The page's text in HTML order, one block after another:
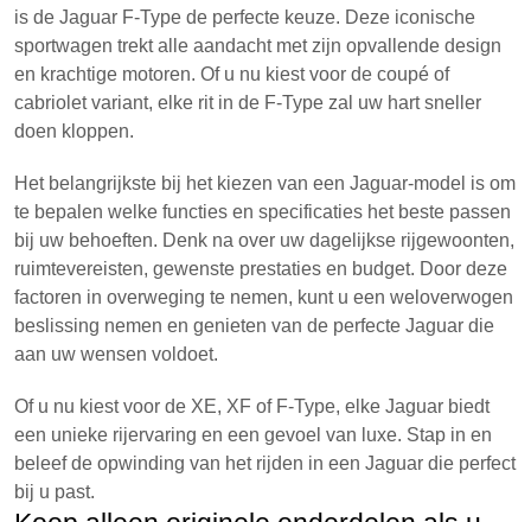
is de Jaguar F-Type de perfecte keuze. Deze iconische
sportwagen trekt alle aandacht met zijn opvallende design
en krachtige motoren. Of u nu kiest voor de coupé of
cabriolet variant, elke rit in de F-Type zal uw hart sneller
doen kloppen.
Het belangrijkste bij het kiezen van een Jaguar-model is om
te bepalen welke functies en specificaties het beste passen
bij uw behoeften. Denk na over uw dagelijkse rijgewoonten,
ruimtevereisten, gewenste prestaties en budget. Door deze
factoren in overweging te nemen, kunt u een weloverwogen
beslissing nemen en genieten van de perfecte Jaguar die
aan uw wensen voldoet.
Of u nu kiest voor de XE, XF of F-Type, elke Jaguar biedt
een unieke rijervaring en een gevoel van luxe. Stap in en
beleef de opwinding van het rijden in een Jaguar die perfect
bij u past.